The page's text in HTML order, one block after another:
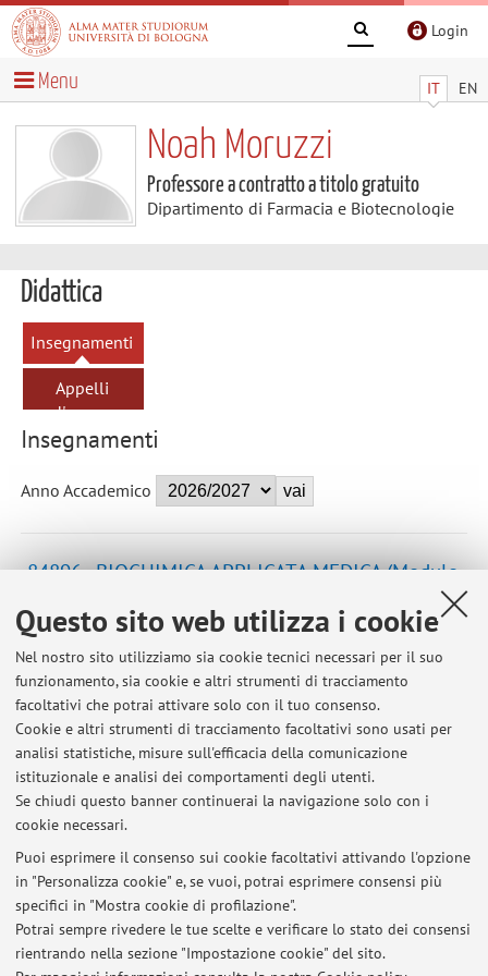
Questo sito web utilizza i cookie
Nel nostro sito utilizziamo sia cookie tecnici necessari per il suo
funzionamento, sia cookie e altri strumenti di tracciamento
facoltativi che potrai attivare solo con il tuo consenso.
Cookie e altri strumenti di tracciamento facoltativi sono usati per
analisi statistiche, misure sull'efficacia della comunicazione
istituzionale e analisi dei comportamenti degli utenti.
Se chiudi questo banner continuerai la navigazione solo con i
cookie necessari.
Puoi esprimere il consenso sui cookie facoltativi attivando l'opzione
in "Personalizza cookie" e, se vuoi, potrai esprimere consensi più
specifici in "Mostra cookie di profilazione".
Potrai sempre rivedere le tue scelte e verificare lo stato dei consensi
rientrando nella sezione "Impostazione cookie" del sito.
Login
IT EN
Menu
Noah Moruzzi
Professore a contratto a titolo gratuito
Dipartimento di Farmacia e Biotecnologie
Didattica
Insegnamenti
Appelli
d'esame
Insegnamenti
Anno Accademico
84896 - BIOCHIMICA APPLICATA MEDICA (Modulo
Campus:Bologna
Corso:
Laurea Magistrale a Ciclo Unico in Farmacia
Periodo delle lezioni: dal 20 ottobre 2026 al 13
novembre 2026
Orario delle lezioni
Ultimi avvisi
Al momento non sono presenti avvisi.